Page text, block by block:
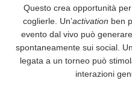
Questo crea opportunità
coglierle. Un’activation ben
evento dal vivo può generare
spontaneamente sui social.
legata a un torneo può
interazioni